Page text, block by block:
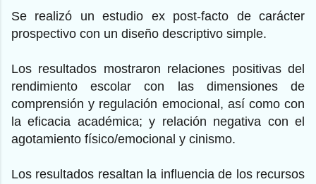
Se realizó un estudio ex post-facto de carácter
prospectivo con un diseño descriptivo simple.
Los resultados mostraron relaciones positivas del
rendimiento escolar con las dimensiones de
comprensión y regulación emocional, así como con
la eficacia académica; y relación negativa con el
agotamiento físico/emocional y cinismo.
Los resultados resaltan la influencia de los recursos